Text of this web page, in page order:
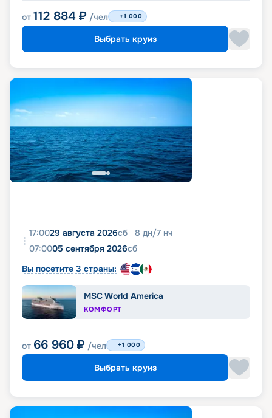
от 112 884 ₽ /чел +1 000
Выбрать круиз
17:0029 августа 2026сб 8 дн/7 нч
07:0005 сентября 2026сб
Вы посетите 3 страны:
MSC World America
КОМФОРТ
от 66 960 ₽ /чел +1 000
Выбрать круиз